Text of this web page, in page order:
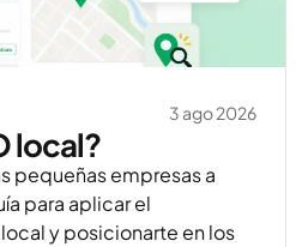
3 ago 2026
local?
pequeñas empresas a
para aplicar el
y posicionarte en los